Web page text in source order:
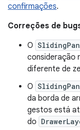
confirmações.
Correções de
O
consideração
diferente de
O
da borda de
gestos está
do